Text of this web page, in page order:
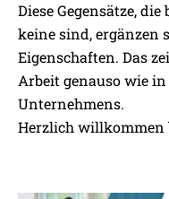
Diese Gegensätze,
keine sind, ergänzen
Eigenschaften. Das
Arbeit genauso wie
Unternehmens.
Herzlich willkommen